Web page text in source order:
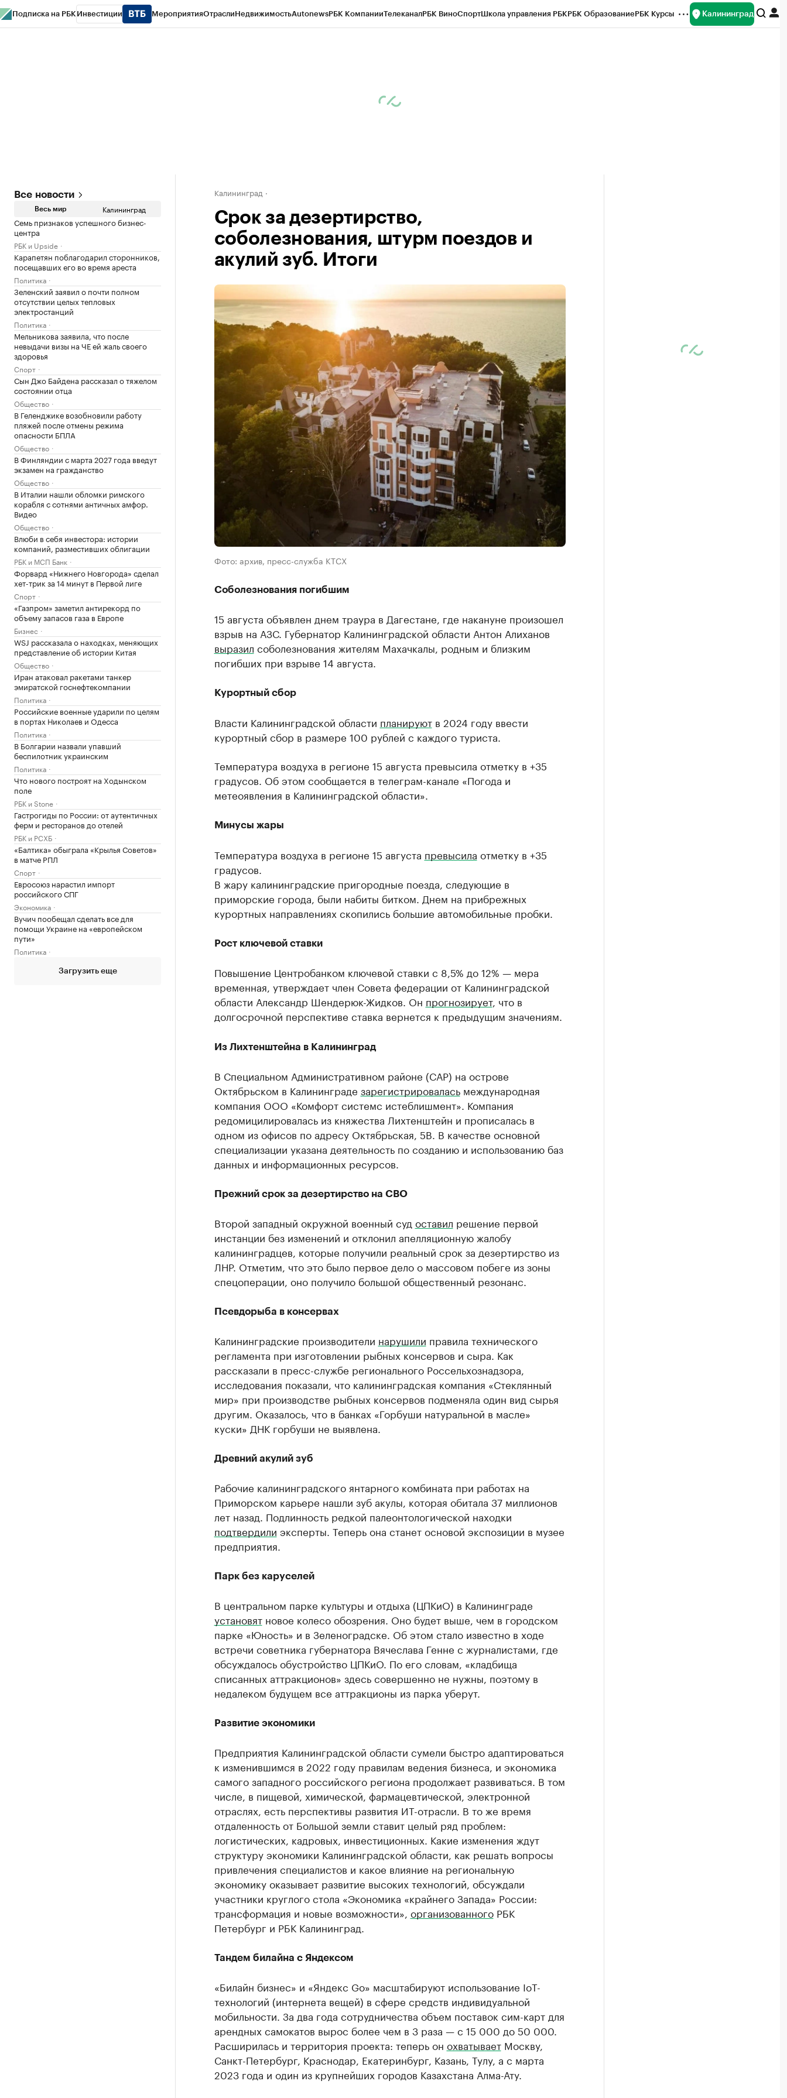
Подписка на РБК Инвестиции МероприятияОтраслиНедвижимостьAutonewsРБК КомпанииТелеканалРБК ВиноСпортШкола управления РБКРБК ОбразованиеРБК Курсы Калининград
Все новости
Весь мир Калининград
Семь признаков успешного бизнес-
центра
РБК и Upside
Карапетян поблагодарил сторонников,
посещавших его во время ареста
Политика
Зеленский заявил о почти полном
отсутствии целых тепловых
электростанций
Политика
Мельникова заявила, что после
невыдачи визы на ЧЕ ей жаль своего
здоровья
Спорт
Сын Джо Байдена рассказал о тяжелом
состоянии отца
Общество
В Геленджике возобновили работу
пляжей после отмены режима
опасности БПЛА
Общество
В Финляндии с марта 2027 года введут
экзамен на гражданство
Общество
В Италии нашли обломки римского
корабля с сотнями античных амфор.
Видео
Общество
Влюби в себя инвестора: истории
компаний, разместивших облигации
РБК и МСП Банк
Форвард «Нижнего Новгорода» сделал
хет-трик за 14 минут в Первой лиге
Спорт
«Газпром» заметил антирекорд по
объему запасов газа в Европе
Бизнес
WSJ рассказала о находках, меняющих
представление об истории Китая
Общество
Иран атаковал ракетами танкер
эмиратской госнефтекомпании
Политика
Российские военные ударили по целям
в портах Николаев и Одесса
Политика
В Болгарии назвали упавший
беспилотник украинским
Политика
Что нового построят на Ходынском
поле
РБК и Stone
Гастрогиды по России: от аутентичных
ферм и ресторанов до отелей
РБК и РСХБ
«Балтика» обыграла «Крылья Советов»
в матче РПЛ
Спорт
Евросоюз нарастил импорт
российского СПГ
Экономика
Вучич пообещал сделать все для
помощи Украине на «европейском
пути»
Политика
Загрузить еще
Калининград
Срок за дезертирство,
соболезнования, штурм поездов и
акулий зуб. Итоги
Фото: архив, пресс-служба КТСХ
Соболезнования погибшим
15 августа объявлен днем траура в Дагестане, где накануне произошел
взрыв на АЗС. Губернатор Калининградской области Антон Алиханов
выразил соболезнования жителям Махачкалы, родным и близким
погибших при взрыве 14 августа.
Курортный сбор
Власти Калининградской области планируютв 2024 году ввести
курортный сбор в размере 100 рублей с каждого туриста.
Температура воздуха в регионе 15 августа превысила отметку в +35
градусов. Об этом сообщается в телеграм-канале «Погода и
метеоявления в Калининградской области».
Минусы жары
Температура воздуха в регионе 15 августа превысила отметку в +35
градусов.
В жару калининградские пригородные поезда, следующие в
приморские города, были набиты битком. Днем на прибрежных
курортных направлениях скопились большие автомобильные пробки.
Рост ключевой ставки
Повышение Центробанком ключевой ставки с 8,5% до 12% — мера
временная, утверждает член Совета федерации от Калининградской
области Александр Шендерюк-Жидков. Он прогнозирует, что в
долгосрочной перспективе ставка вернется к предыдущим значениям.
Из Лихтенштейна в Калининград
В Специальном Административном районе (САР) на острове
Октябрьском в Калининграде зарегистрироваласьмеждународная
компания ООО «Комфорт системс истеблишмент». Компания
редомицилировалась из княжества Лихтенштейн и прописалась в
одном из офисов по адресу Октябрьская, 5В. В качестве основной
специализации указана деятельность по созданию и использованию баз
данных и информационных ресурсов.
Прежний срок за дезертирство на СВО
Второй западный окружной военный суд оставил решение первой
инстанции без изменений и отклонил апелляционную жалобу
калининградцев, которые получили реальный срок за дезертирство из
ЛНР. Отметим, что это было первое дело о массовом побеге из зоны
спецоперации, оно получило большой общественный резонанс.
Псевдорыба в консервах
Калининградские производители нарушили правила технического
регламента при изготовлении рыбных консервов и сыра. Как
рассказали в пресс-службе регионального Россельхознадзора,
исследования показали, что калининградская компания «Стеклянный
мир» при производстве рыбных консервов подменяла один вид сырья
другим. Оказалось, что в банках «Горбуши натуральной в масле»
куски» ДНК горбуши не выявлена.
Древний акулий зуб
Рабочие калининградского янтарного комбината при работах на
Приморском карьере нашли зуб акулы, которая обитала 37 миллионов
лет назад. Подлинность редкой палеонтологической находки
подтвердили эксперты. Теперь она станет основой экспозиции в музее
предприятия.
Парк без каруселей
В центральном парке культуры и отдыха (ЦПКиО) в Калининграде
установятновое колесо обозрения. Оно будет выше, чем в городском
парке «Юность» и в Зеленоградске. Об этом стало известно в ходе
встречи советника губернатора Вячеслава Генне с журналистами, где
обсуждалось обустройство ЦПКиО. По его словам, «кладбища
списанных аттракционов» здесь совершенно не нужны, поэтому в
недалеком будущем все аттракционы из парка уберут.
Развитие экономики
Предприятия Калининградской области сумели быстро адаптироваться
к изменившимся в 2022 году правилам ведения бизнеса, и экономика
самого западного российского региона продолжает развиваться. В том
числе, в пищевой, химической, фармацевтической, электронной
отраслях, есть перспективы развития ИТ-отрасли. В то же время
отдаленность от Большой земли ставит целый ряд проблем:
логистических, кадровых, инвестиционных. Какие изменения ждут
структуру экономики Калининградской области, как решать вопросы
привлечения специалистов и какое влияние на региональную
экономику оказывает развитие высоких технологий, обсуждали
участники круглого стола «Экономика «крайнего Запада» России:
трансформация и новые возможности», организованногоРБК
Петербург и РБК Калининград.
Тандем билайна с Яндексом
«Билайн бизнес» и «Яндекс Go» масштабируют использование IoT-
технологий (интернета вещей) в сфере средств индивидуальной
мобильности. За два года сотрудничества объем поставок сим-карт для
арендных самокатов вырос более чем в 3 раза — с 15 000 до 50 000.
Расширилась и территория проекта: теперь он охватываетМоскву,
Санкт-Петербург, Краснодар, Екатеринбург, Казань, Тулу, а с марта
2023 года и один из крупнейших городов Казахстана Алма-Ату.